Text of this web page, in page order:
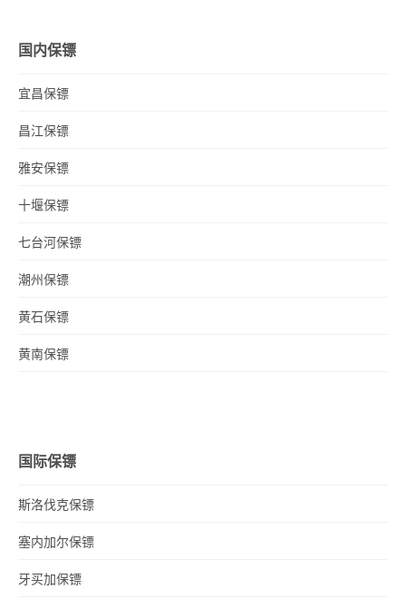
国内保镖
宜昌保镖
昌江保镖
雅安保镖
十堰保镖
七台河保镖
潮州保镖
黄石保镖
黄南保镖
国际保镖
斯洛伐克保镖
塞内加尔保镖
牙买加保镖